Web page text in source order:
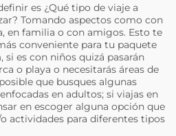
es ¿Qué tipo de viaje a
Tomando aspectos como con
en familia o con amigos. Esto te
conveniente para tu paquete
, si es con niños quizá pasarán
o playa o necesitarás áreas de
que busques algunas
en adultos; si viajas en
en escoger alguna opción que
actividades para diferentes tipos